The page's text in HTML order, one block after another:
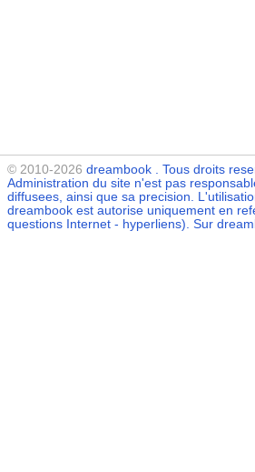
© 2010-2026 dreambook . Tous droits
Administration du site n'est pas
diffusees, ainsi que sa precision.
dreambook est autorise uniquement en
questions Internet - hyperliens). Sur